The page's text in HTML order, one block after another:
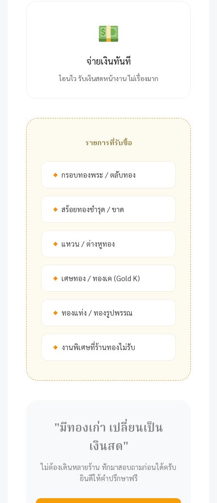
จ่ายเงินทันที
โอนไว รับเงินสดหน้างาน ไม่เรื่องมาก
รายการที่รับซื้อ
กรอบทองพระ / ตลับทอง
สร้อยทองชำรุด / ขาด
แหวน / ต่างหูทอง
เศษทอง / ทองเค (Gold K)
ทองแท่ง / ทองรูปพรรณ
งานพิเศษที่ร้านทองไม่รับ
"มีทองเก่า เปลี่ยนเป็น
เงินสด"
ไม่ต้องเดินหลายร้าน ทักมาสอบถามก่อนได้ครับ
ยินดีให้คำปรึกษาฟรี